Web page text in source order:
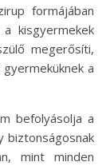
formájában
kisgyermekek
megerősíti,
a
befolyásolja a
biztonságosnak
mint minden